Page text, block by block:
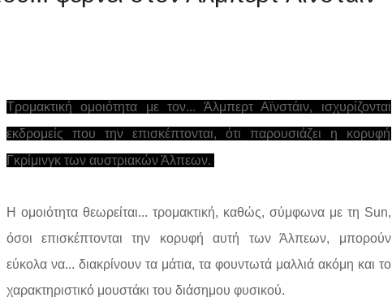
Τρομακτική ομοιότητα με τον... Άλμπερτ Αϊνστάιν, ισχυρίζονται
εκδρομείς που την επισκέπτονται, ότι παρουσιάζει η κορυφή
Γκρίμινγκ των αυστριακών Άλπεων.
Η ομοιότητα θεωρείται... τρομακτική, καθώς, σύμφωνα με τη Sun,
όσοι επισκέπτονται την κορυφή αυτή των Άλπεων, μπορούν
εύκολα να... διακρίνουν τα μάτια, τα φουντωτά μαλλιά ακόμη και το
χαρακτηριστικό μουστάκι του διάσημου φυσικού.